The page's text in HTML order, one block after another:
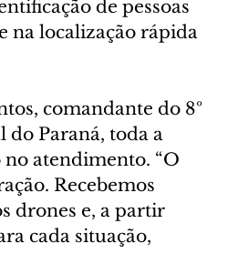
de pessoas
na localização rápida
comandante do 8º
Paraná, toda a
atendimento. “O
Recebemos
drones e, a partir
cada situação,